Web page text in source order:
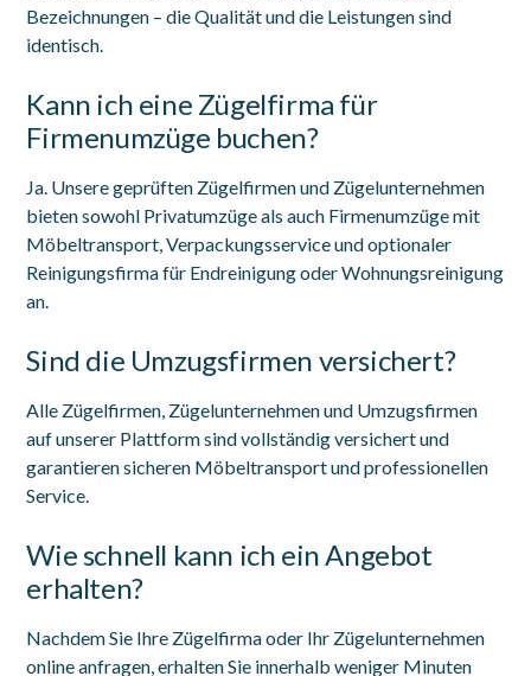
Bezeichnungen – die Qualität und die Leistungen sind
identisch.
Kann ich eine Zügelfirma für
Firmenumzüge buchen?
Ja. Unsere geprüften Zügelfirmen und Zügelunternehmen
bieten sowohl Privatumzüge als auch Firmenumzüge mit
Möbeltransport, Verpackungsservice und optionaler
Reinigungsfirma für Endreinigung oder Wohnungsreinigung
an.
Sind die Umzugsfirmen versichert?
Alle Zügelfirmen, Zügelunternehmen und Umzugsfirmen
auf unserer Plattform sind vollständig versichert und
garantieren sicheren Möbeltransport und professionellen
Service.
Wie schnell kann ich ein Angebot
erhalten?
Nachdem Sie Ihre Zügelfirma oder Ihr Zügelunternehmen
online anfragen, erhalten Sie innerhalb weniger Minuten